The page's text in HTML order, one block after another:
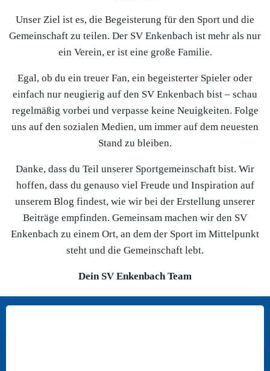
Unser Ziel ist es, die Begeisterung für den Sport und die
Gemeinschaft zu teilen. Der SV Enkenbach ist mehr als nur
ein Verein, er ist eine große Familie.
Egal, ob du ein treuer Fan, ein begeisterter Spieler oder
einfach nur neugierig auf den SV Enkenbach bist – schau
regelmäßig vorbei und verpasse keine Neuigkeiten. Folge
uns auf den sozialen Medien, um immer auf dem neuesten
Stand zu bleiben.
Danke, dass du Teil unserer Sportgemeinschaft bist. Wir
hoffen, dass du genauso viel Freude und Inspiration auf
unserem Blog findest, wie wir bei der Erstellung unserer
Beiträge empfinden. Gemeinsam machen wir den SV
Enkenbach zu einem Ort, an dem der Sport im Mittelpunkt
steht und die Gemeinschaft lebt.
Dein SV Enkenbach Team